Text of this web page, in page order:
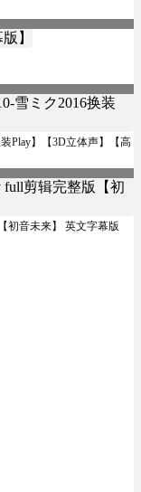
Play】【3D立体声】【高
初音未来】 英文字幕版